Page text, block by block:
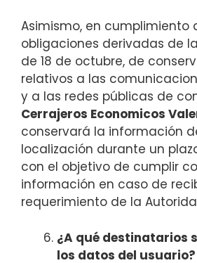
Asimismo, en cumplimiento
obligaciones derivadas de
de 18 de octubre, de
relativos a las
y a las redes públicas de
Cerrajeros Economicos
conservará la información
localización durante un
con el objetivo de cumplir
información en caso de
requerimiento de la
¿A qué destinatarios
los datos del usuario?